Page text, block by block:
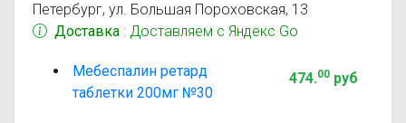
Петербург, ул. Большая Пороховская, 13
Доставка : Доставляем с Яндекс Go
Мебеспалин ретард
таблетки 200мг №30
474.00руб